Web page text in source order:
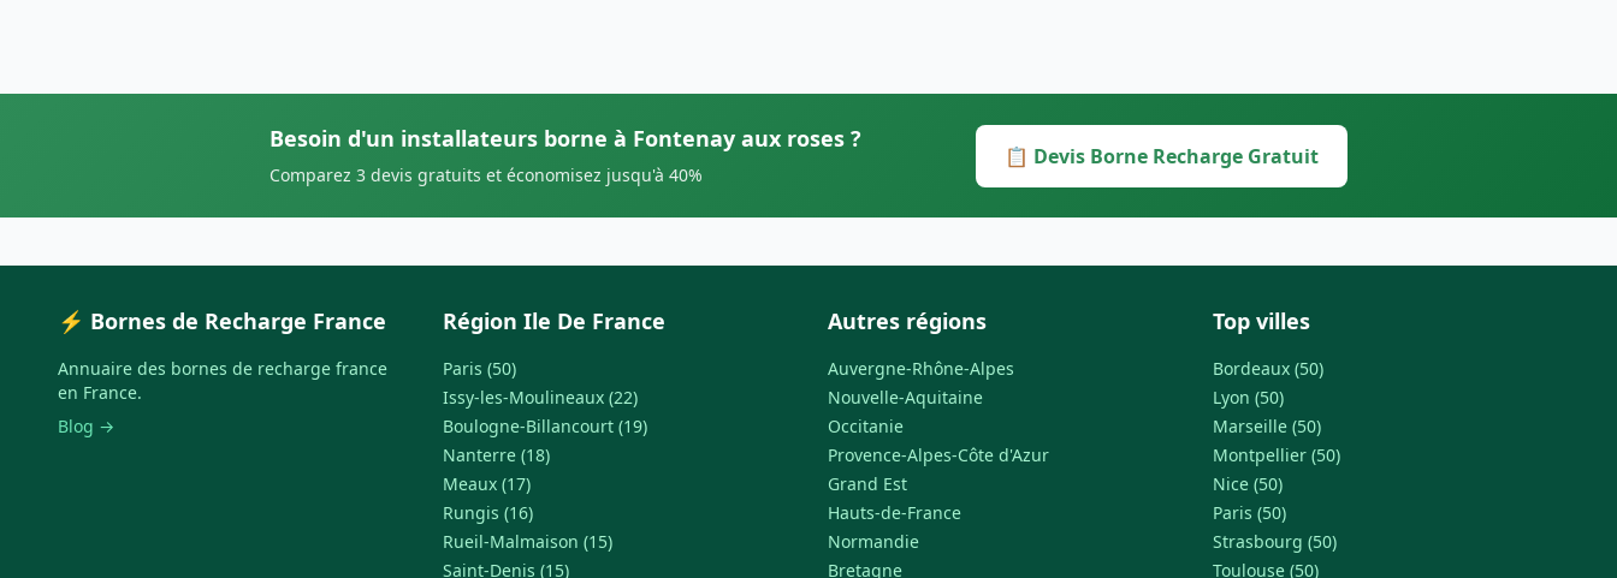
Besoin d'un installateurs borne à Fontenay aux roses ?
Comparez 3 devis gratuits et économisez jusqu'à 40%
📋 Devis Borne Recharge Gratuit
⚡ Bornes de Recharge France
Annuaire des bornes de recharge france
en France.
Blog →
Région Ile De France
Paris (50)
Issy-les-Moulineaux (22)
Boulogne-Billancourt (19)
Nanterre (18)
Meaux (17)
Rungis (16)
Rueil-Malmaison (15)
Saint-Denis (15)
Autres régions
Auvergne-Rhône-Alpes
Nouvelle-Aquitaine
Occitanie
Provence-Alpes-Côte d'Azur
Grand Est
Hauts-de-France
Normandie
Bretagne
Top villes
Bordeaux (50)
Lyon (50)
Marseille (50)
Montpellier (50)
Nice (50)
Paris (50)
Strasbourg (50)
Toulouse (50)